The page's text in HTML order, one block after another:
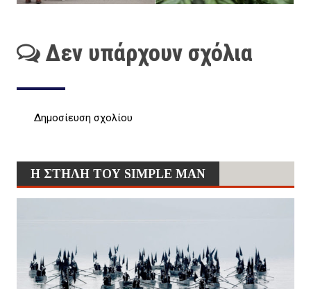
Δεν υπάρχουν σχόλια
Δημοσίευση σχολίου
Η ΣΤΗΛΗ ΤΟΥ SIMPLE MAN